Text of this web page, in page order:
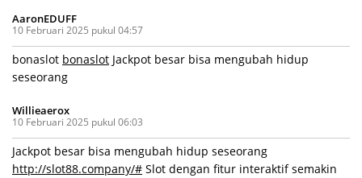
AaronEDUFF
10 Februari 2025 pukul 04:57
bonaslot bonaslot Jackpot besar bisa mengubah hidup
seseorang
Willieaerox
10 Februari 2025 pukul 06:03
Jackpot besar bisa mengubah hidup seseorang
http://slot88.company/# Slot dengan fitur interaktif semakin